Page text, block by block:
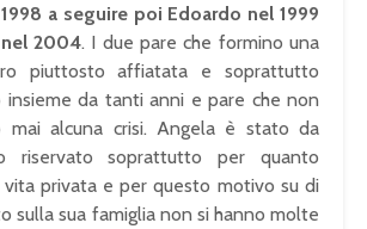
a seguire poi Edoardo nel 1999
2004. I due pare che formino una
piuttosto affiatata e soprattutto
da tanti anni e pare che non
mai alcuna crisi. Angela è stato da
riservato soprattutto per quanto
vita privata e per questo motivo su di
sulla sua famiglia non si hanno molte